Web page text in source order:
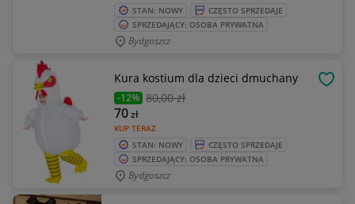
STAN: NOWY
CZĘSTO SPRZEDAJE
SPRZEDAJĄCY: OSOBA PRYWATNA
Bydgoszcz
Kura kostium dla dzieci dmuchany
-12% 80,00 zł
KUP TERAZ
70zł
STAN: NOWY
CZĘSTO SPRZEDAJE
SPRZEDAJĄCY: OSOBA PRYWATNA
Bydgoszcz